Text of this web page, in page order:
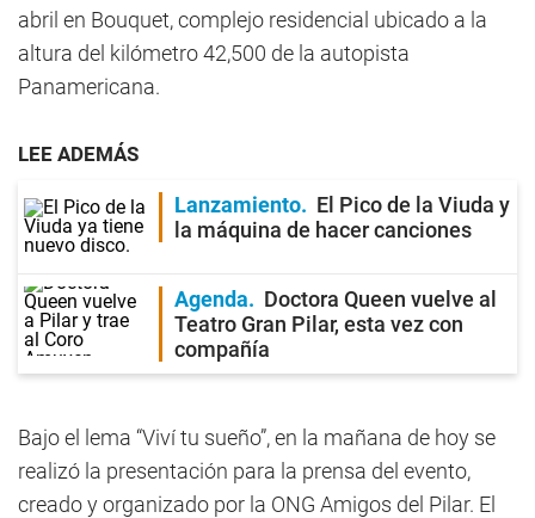
abril en Bouquet, complejo residencial ubicado a la
altura del kilómetro 42,500 de la autopista
Panamericana.
LEE ADEMÁS
Lanzamiento
El Pico de la Viuda y
la máquina de hacer canciones
Agenda
Doctora Queen vuelve al
Teatro Gran Pilar, esta vez con
compañía
Bajo el lema “Viví tu sueño”, en la mañana de hoy se
realizó la presentación para la prensa del evento,
creado y organizado por la ONG Amigos del Pilar. El